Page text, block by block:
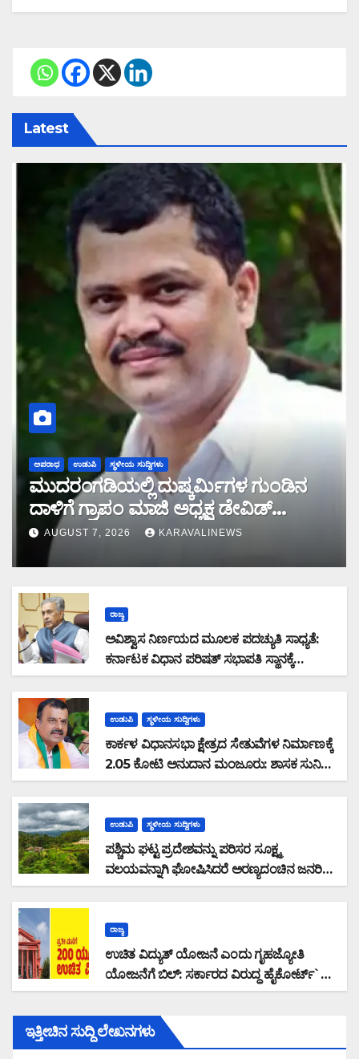
Latest
ಅಪರಾಧ ಉಡುಪಿ ಸ್ಥಳೀಯ ಸುದ್ದಿಗಳು
ಮುದರಂಗಡಿಯಲ್ಲಿ ದುಷ್ಕರ್ಮಿಗಳ ಗುಂಡಿನ
ದಾಳಿಗೆ ಗ್ರಾಪಂ ಮಾಜಿ ಅಧ್ಯಕ್ಷ ಡೇವಿಡ್
ಡಿಸೋಜ ಬಲಿ
AUGUST 7, 2026 KARAVALINEWS
ರಾಜ್ಯ
ಅವಿಶ್ವಾಸ ನಿರ್ಣಯದ ಮೂಲಕ ಪದಚ್ಯುತಿ ಸಾಧ್ಯತೆ:
ಕರ್ನಾಟಕ ವಿಧಾನ ಪರಿಷತ್ ಸಭಾಪತಿ ಸ್ಥಾನಕ್ಕೆ
ಬಸವರಾಜ ಹೊರಟ್ಟಿ ರಾಜೀನಾಮೆ
ಉಡುಪಿ ಸ್ಥಳೀಯ ಸುದ್ದಿಗಳು
ಕಾರ್ಕಳ ವಿಧಾನಸಭಾ ಕ್ಷೇತ್ರದ ಸೇತುವೆಗಳ ನಿರ್ಮಾಣಕ್ಕೆ
2.05 ಕೋಟಿ ಅನುದಾನ ಮಂಜೂರು: ಶಾಸಕ ಸುನಿಲ್
ಕುಮಾರ್ ಮಾಹಿತಿ
ಉಡುಪಿ ಸ್ಥಳೀಯ ಸುದ್ದಿಗಳು
ಪಶ್ಚಿಮ ಘಟ್ಟ ಪ್ರದೇಶವನ್ನು ಪರಿಸರ ಸೂಕ್ಷ್ಮ
ವಲಯವನ್ನಾಗಿ ಘೋಷಿಸಿದರೆ ಅರಣ್ಯದಂಚಿನ ಜನರಿಗೆ
ಸಮಸ್ಯೆ: ರಾಜ್ಯ ಸರ್ಕಾರವು ಭೌತಿಕ ಸಮೀಕ್ಷೆ ನಡೆಸಿ
ಆತಂಕವನ್ನು ನಿವಾರಿಸಬೇಕು : ಮಲೆಕುಡಿಯ ಸಂಘದ
ಜಿಲ್ಲಾಧ್ಯಕ್ಷ ಗಂಗಾಧರ ಗೌಡ ಆಗ್ರಹ
ರಾಜ್ಯ
ಉಚಿತ ವಿದ್ಯುತ್ ಯೋಜನೆ ಎಂದು ಗೃಹಜ್ಯೋತಿ
ಯೋಜನೆಗೆ ಬಿಲ್: ಸರ್ಕಾರದ ವಿರುದ್ಧ ಹೈಕೋರ್ಟ್`ಗೆ
ಸಾರ್ವಜನಿಕ ಹಿತಾಸಕ್ತಿ ಅರ್ಜಿ ಸಲ್ಲಿಕೆ
ಇತ್ತೀಚಿನ ಸುದ್ದಿ ಲೇಖನಗಳು